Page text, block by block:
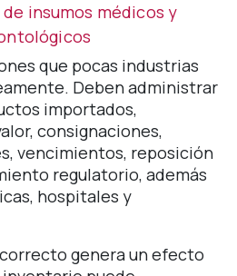
insumos médicos y
que pocas industrias
Deben administrar
importados,
consignaciones,
vencimientos, reposición
regulatorio, además
hospitales y
genera un efecto